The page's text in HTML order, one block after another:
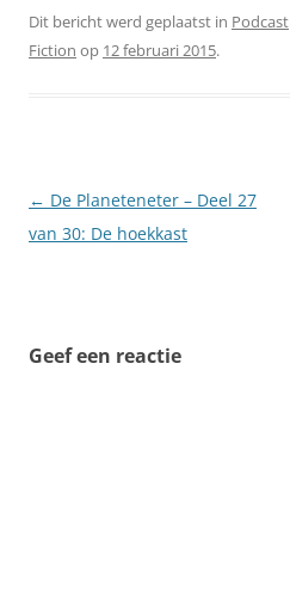
Dit bericht werd geplaatst in Podcast
Fiction op 12 februari 2015.
Berichtnavigatie
← De Planeteneter – Deel 27
van 30: De hoekkast
Geef een reactie